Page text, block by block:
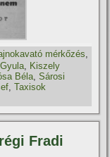
mérkőzés
, Kiszely
Béla,Sárosi
,Taxisok
Fradi